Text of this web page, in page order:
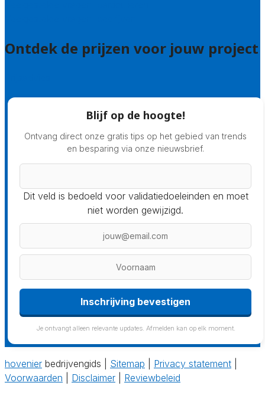
Ontdek de prijzen voor jouw project
Blijf op de hoogte!
Ontvang direct onze gratis tips op het gebied van trends
en besparing via onze nieuwsbrief.
Dit veld is bedoeld voor validatiedoeleinden en moet
niet worden gewijzigd.
Inschrijving bevestigen
Je ontvangt alleen relevante updates. Afmelden kan op elk moment.
hovenier bedrijvengids | Sitemap Privacy statement
Voorwaarden
Disclaimer Reviewbeleid